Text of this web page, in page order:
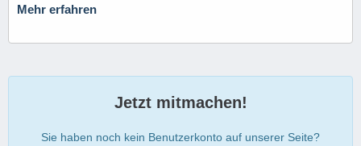
Mehr erfahren
Jetzt mitmachen!
Sie haben noch kein Benutzerkonto auf unserer Seite?